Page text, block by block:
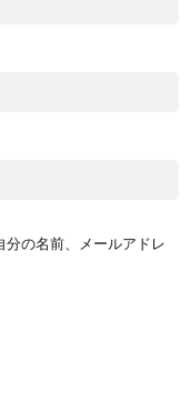
の名前、メールアドレ